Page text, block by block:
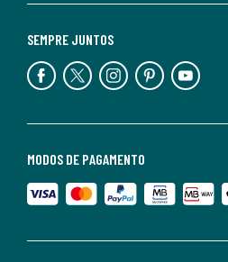
MODOS DE PAGAMENTO
SEMPRE JUNTOS